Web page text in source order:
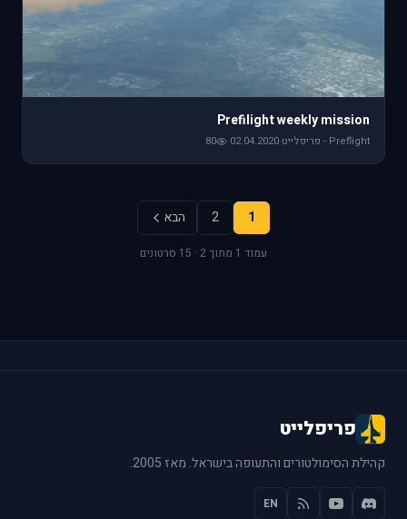
Prefilight weekly mission
Preflight - פריפלייט ·
02.04.2020
·
80
1
2 הבא
עמוד 1 מתוך 2 · 15 סרטונים
פריפלייט
קהילת הסימולטורים והתעופה בישראל. מאז 2005.
EN